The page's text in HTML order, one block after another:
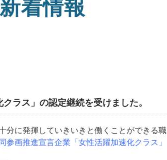
新着情報
ラス」の認定継続を受けました。
分に発揮していきいきと働くことができる職
参画推進宣言企業「女性活躍加速化クラス」